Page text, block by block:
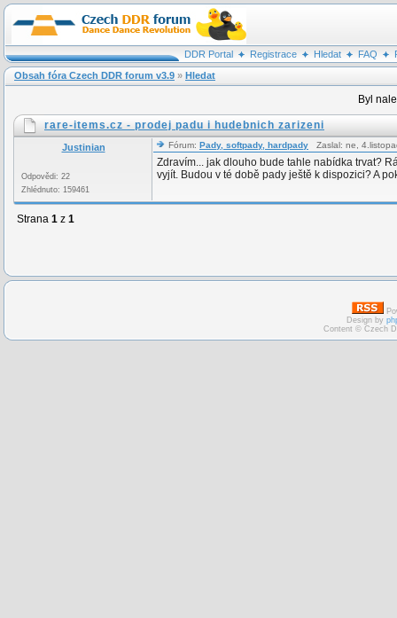
DDR Portal Registrace Hledat FAQ
Obsah fóra Czech DDR forum v3.9 » Hledat
Byl
rare-items.cz - prodej padu i hudebnich zarizeni
Justinian
Odpovědi: 22
Zhlédnuto: 159461
Fórum: Pady, softpady, hardpady Zaslal: ne,
Zdravím... jak dlouho bude tahle nabídka trvat?
vyjít. Budou v té době pady ještě k dispozici? A
Strana 1 z 1
Design by
Content © Czech